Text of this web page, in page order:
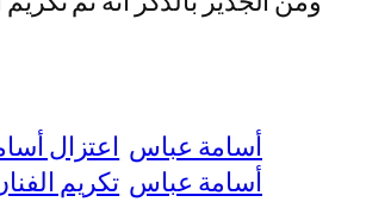
أسامة عباس اعتزال
أسامة عباس تكريم